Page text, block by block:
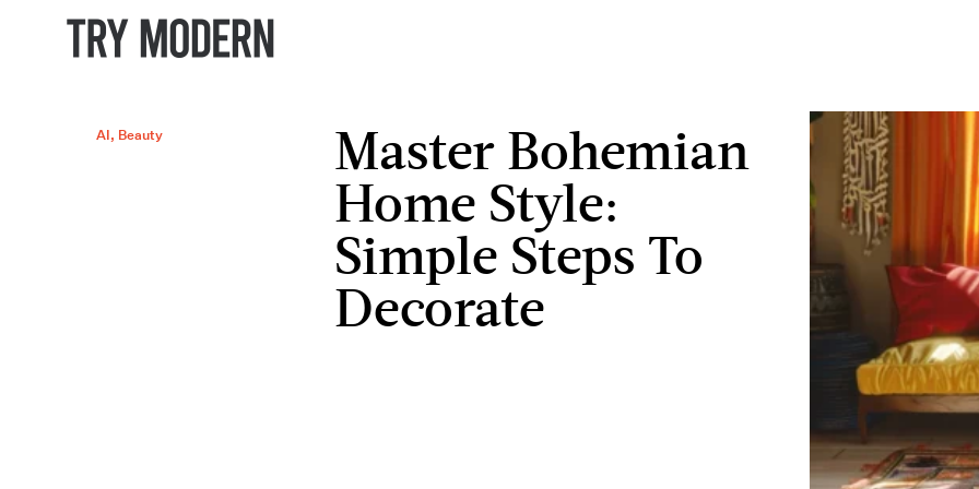
AI, Beauty
Master Bohemian
Home Style:
Simple Steps To
Decorate